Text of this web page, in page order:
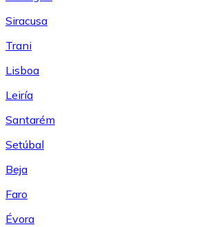
Siracusa
Trani
Lisboa
Leiría
Santarém
Setúbal
Beja
Faro
Évora